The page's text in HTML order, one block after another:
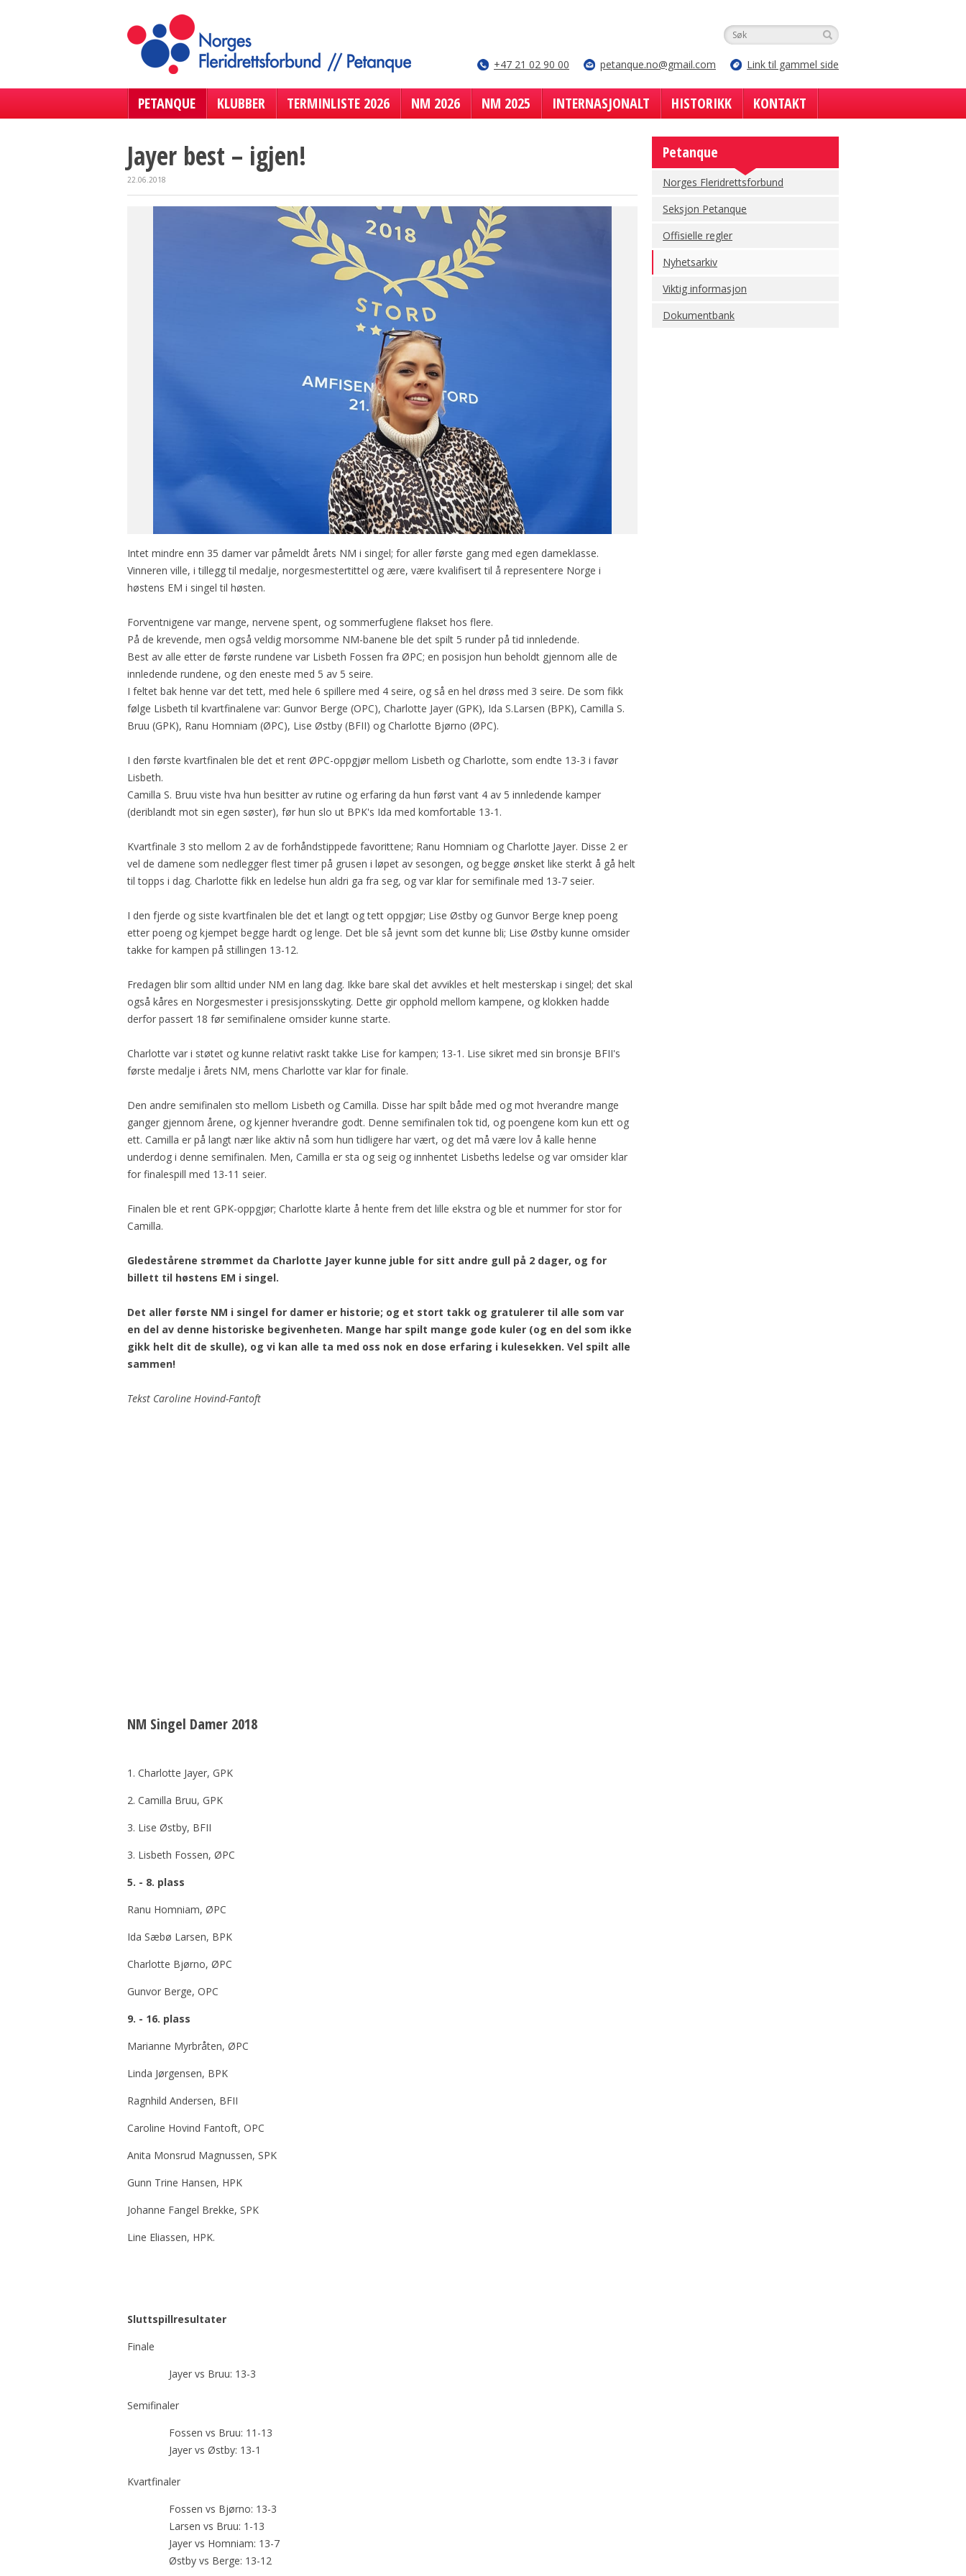
+47 21 02 90 00 petanque.no@gmail.com Link til gammel side
PETANQUE KLUBBER TERMINLISTE 2026 NM 2026 NM 2025 INTERNASJONALT HISTORIKK KONTAKT
Jayer best – igjen!
22.06.2018
Intet mindre enn 35 damer var påmeldt årets NM i singel; for aller første gang med egen dameklasse.
Vinneren ville, i tillegg til medalje, norgesmestertittel og ære, være kvalifisert til å representere Norge i
høstens EM i singel til høsten.
Forventnigene var mange, nervene spent, og sommerfuglene flakset hos flere.
På de krevende, men også veldig morsomme NM-banene ble det spilt 5 runder på tid innledende.
Best av alle etter de første rundene var Lisbeth Fossen fra ØPC; en posisjon hun beholdt gjennom alle de
innledende rundene, og den eneste med 5 av 5 seire.
I feltet bak henne var det tett, med hele 6 spillere med 4 seire, og så en hel drøss med 3 seire. De som fikk
følge Lisbeth til kvartfinalene var: Gunvor Berge (OPC), Charlotte Jayer (GPK), Ida S.Larsen (BPK), Camilla S.
Bruu (GPK), Ranu Homniam (ØPC), Lise Østby (BFII) og Charlotte Bjørno (ØPC).
I den første kvartfinalen ble det et rent ØPC-oppgjør mellom Lisbeth og Charlotte, som endte 13-3 i favør
Lisbeth.
Camilla S. Bruu viste hva hun besitter av rutine og erfaring da hun først vant 4 av 5 innledende kamper
(deriblandt mot sin egen søster), før hun slo ut BPK's Ida med komfortable 13-1.
Kvartfinale 3 sto mellom 2 av de forhåndstippede favorittene; Ranu Homniam og Charlotte Jayer. Disse 2 er
vel de damene som nedlegger flest timer på grusen i løpet av sesongen, og begge ønsket like sterkt å gå helt
til topps i dag. Charlotte fikk en ledelse hun aldri ga fra seg, og var klar for semifinale med 13-7 seier.
I den fjerde og siste kvartfinalen ble det et langt og tett oppgjør; Lise Østby og Gunvor Berge knep poeng
etter poeng og kjempet begge hardt og lenge. Det ble så jevnt som det kunne bli; Lise Østby kunne omsider
takke for kampen på stillingen 13-12.
Fredagen blir som alltid under NM en lang dag. Ikke bare skal det avvikles et helt mesterskap i singel; det skal
også kåres en Norgesmester i presisjonsskyting. Dette gir opphold mellom kampene, og klokken hadde
derfor passert 18 før semifinalene omsider kunne starte.
Charlotte var i støtet og kunne relativt raskt takke Lise for kampen; 13-1. Lise sikret med sin bronsje BFII's
første medalje i årets NM, mens Charlotte var klar for finale.
Den andre semifinalen sto mellom Lisbeth og Camilla. Disse har spilt både med og mot hverandre mange
ganger gjennom årene, og kjenner hverandre godt. Denne semifinalen tok tid, og poengene kom kun ett og
ett. Camilla er på langt nær like aktiv nå som hun tidligere har vært, og det må være lov å kalle henne
underdog i denne semifinalen. Men, Camilla er sta og seig og innhentet Lisbeths ledelse og var omsider klar
for finalespill med 13-11 seier.
Finalen ble et rent GPK-oppgjør; Charlotte klarte å hente frem det lille ekstra og ble et nummer for stor for
Camilla.
Gledestårene strømmet da Charlotte Jayer kunne juble for sitt andre gull på 2 dager, og for
billett til høstens EM i singel.
Det aller første NM i singel for damer er historie; og et stort takk og gratulerer til alle som var
en del av denne historiske begivenheten. Mange har spilt mange gode kuler (og en del som ikke
gikk helt dit de skulle), og vi kan alle ta med oss nok en dose erfaring i kulesekken. Vel spilt alle
sammen!
Tekst Caroline Hovind-Fantoft
NM Singel Damer 2018
1. Charlotte Jayer, GPK
2. Camilla Bruu, GPK
3. Lise Østby, BFII
3. Lisbeth Fossen, ØPC
5. - 8. plass
Ranu Homniam, ØPC
Ida Sæbø Larsen, BPK
Charlotte Bjørno, ØPC
Gunvor Berge, OPC
9. - 16. plass
Marianne Myrbråten, ØPC
Linda Jørgensen, BPK
Ragnhild Andersen, BFII
Caroline Hovind Fantoft, OPC
Anita Monsrud Magnussen, SPK
Gunn Trine Hansen, HPK
Johanne Fangel Brekke, SPK
Line Eliassen, HPK.
Sluttspillresultater
Finale
Jayer vs Bruu: 13-3
Semifinaler
Fossen vs Bruu: 11-13
Jayer vs Østby: 13-1
Kvartfinaler
Fossen vs Bjørno: 13-3
Larsen vs Bruu: 1-13
Jayer vs Homniam: 13-7
Østby vs Berge: 13-12
Petanque
Norges Fleridrettsforbund
Seksjon Petanque
Offisielle regler
Nyhetsarkiv
Viktig informasjon
Dokumentbank